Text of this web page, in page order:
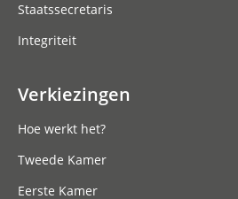
Staatssecretaris
Integriteit
Verkiezingen
Hoe werkt het?
Tweede Kamer
Eerste Kamer